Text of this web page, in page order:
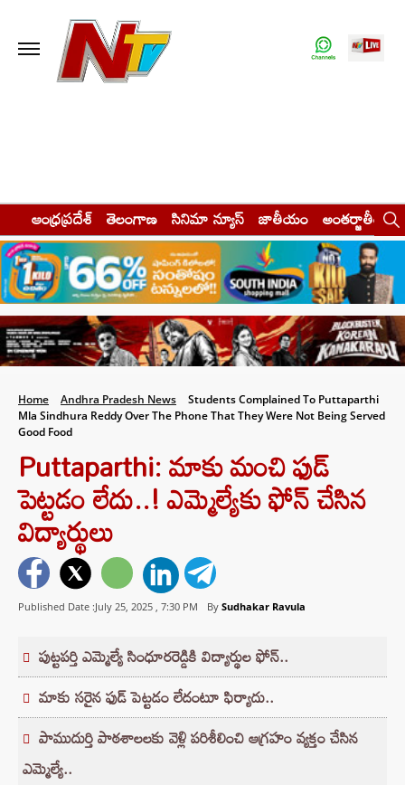
ఆంధ్రప్రదేశ్ తెలంగాణ సినిమా న్యూస్ జాతీయం అంతర్జాతీయం
Home Andhra Pradesh News
Students Complained To Puttaparthi
Mla Sindhura Reddy Over The Phone That They Were Not Being Served
Good Food
Puttaparthi: మాకు మంచి ఫుడ్‌
పెట్టడం లేదు..! ఎమ్మెల్యేకు ఫోన్‌ చేసిన
విద్యార్థులు
Published Date :July 25, 2025 , 7:30 PM By Sudhakar Ravula
పుట్టపర్తి ఎమ్మెల్యే సింధూరరెడ్డికి విద్యార్థుల ఫోన్..
మాకు సరైన ఫుడ్ పెట్టడం లేదంటూ ఫిర్యాదు..
పాముదుర్తి పాఠశాలలకు వెళ్లి పరిశీలించి ఆగ్రహం వ్యక్తం చేసిన
ఎమ్మెల్యే..